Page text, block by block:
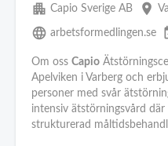
apartment Capio Sverige AB place
language arbetsformedlingen.se
Om oss Capio
Apelviken i Varberg och
personer med svår
intensiv ätstörningsvård där
strukturerad